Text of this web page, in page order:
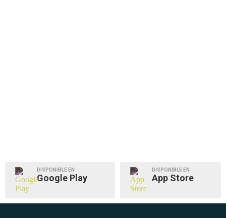
DISPONIBLE EN
Google Play
DISPONIBLE EN
App Store